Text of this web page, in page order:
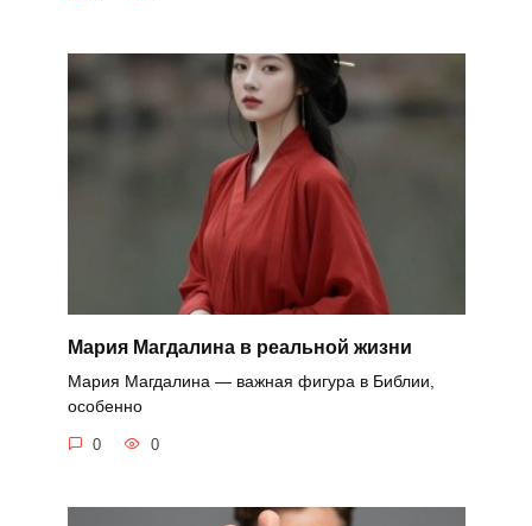
Мария Магдалина в реальной жизни
Мария Магдалина — важная фигура в Библии,
особенно
0 0